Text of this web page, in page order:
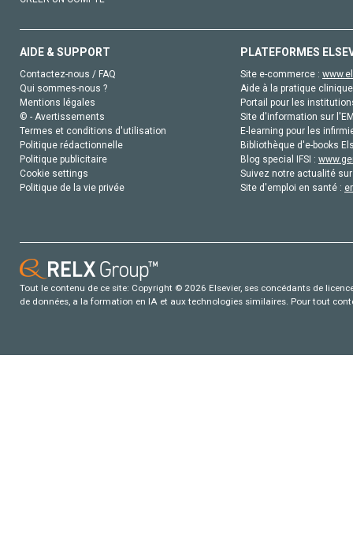
AIDE & SUPPORT
Contactez-nous / FAQ
Qui sommes-nous ?
Mentions légales
© - Avertissements
Termes et conditions d'utilisation
Politique rédactionnelle
Politique publicitaire
Cookie settings
Politique de la vie privée
PLATEFORMES
Site e-commerce :
Aide à la pratique
Portail pour les
Site d'information sur
E-learning pour les
Bibliothèque d'e-books
Blog special IFSI :
Suivez notre actualité
Site d'emploi en santé :
Tout le contenu de ce site: Copyright © 2026 Elsevier, ses concédants de
de données, a la formation en IA et aux technologies similaires. Pour tout